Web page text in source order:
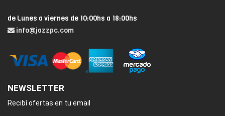
de Lunes a viernes de 10:00hs a 18:00hs
info@jazzpc.com
NEWSLETTER
Recibí ofertas en tu email